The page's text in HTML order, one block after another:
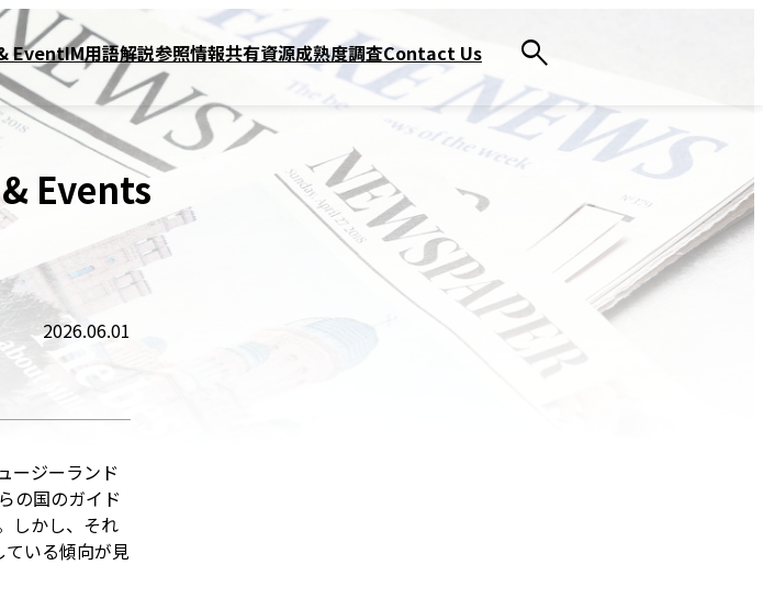
EventIM用語解説参照情報共有資源成熟度調査Contact Us
Events
2026.06.01
ージーランド
の国のガイド
しかし、それ
いる傾向が見